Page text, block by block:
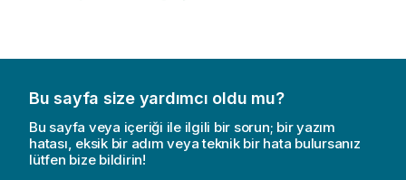
Bu sayfa size yardımcı oldu mu?
Bu sayfa veya içeriği ile ilgili bir sorun; bir yazım
hatası, eksik bir adım veya teknik bir hata bulursanız
lütfen bize bildirin!